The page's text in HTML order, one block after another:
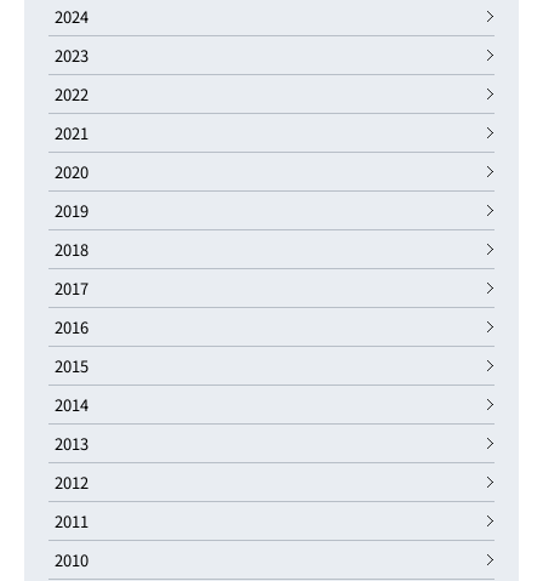
2024
2023
2022
2021
2020
2019
2018
2017
2016
2015
2014
2013
2012
2011
2010